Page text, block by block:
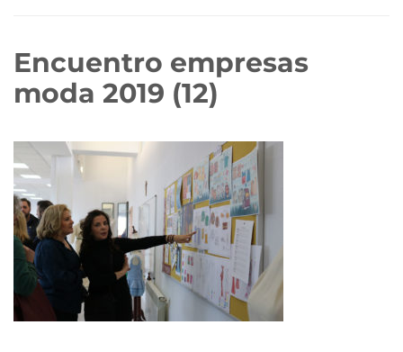
Encuentro empresas
moda 2019 (12)